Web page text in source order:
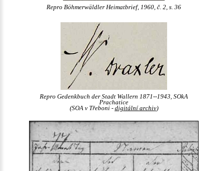
Repro Böhmerwäldler Heimatbrief, 1960, č. 2, s. 36
Repro Gedenkbuch der Stadt Wallern 1871--1943, SOkA
Prachatice
(SOA v Třeboni - digitální archiv)